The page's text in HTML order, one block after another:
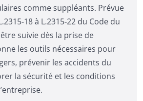
comme suppléants. Prévue
à L.2315‑22 du Code du
suivie dès la prise de
les outils nécessaires pour
prévenir les accidents du
la sécurité et les conditions